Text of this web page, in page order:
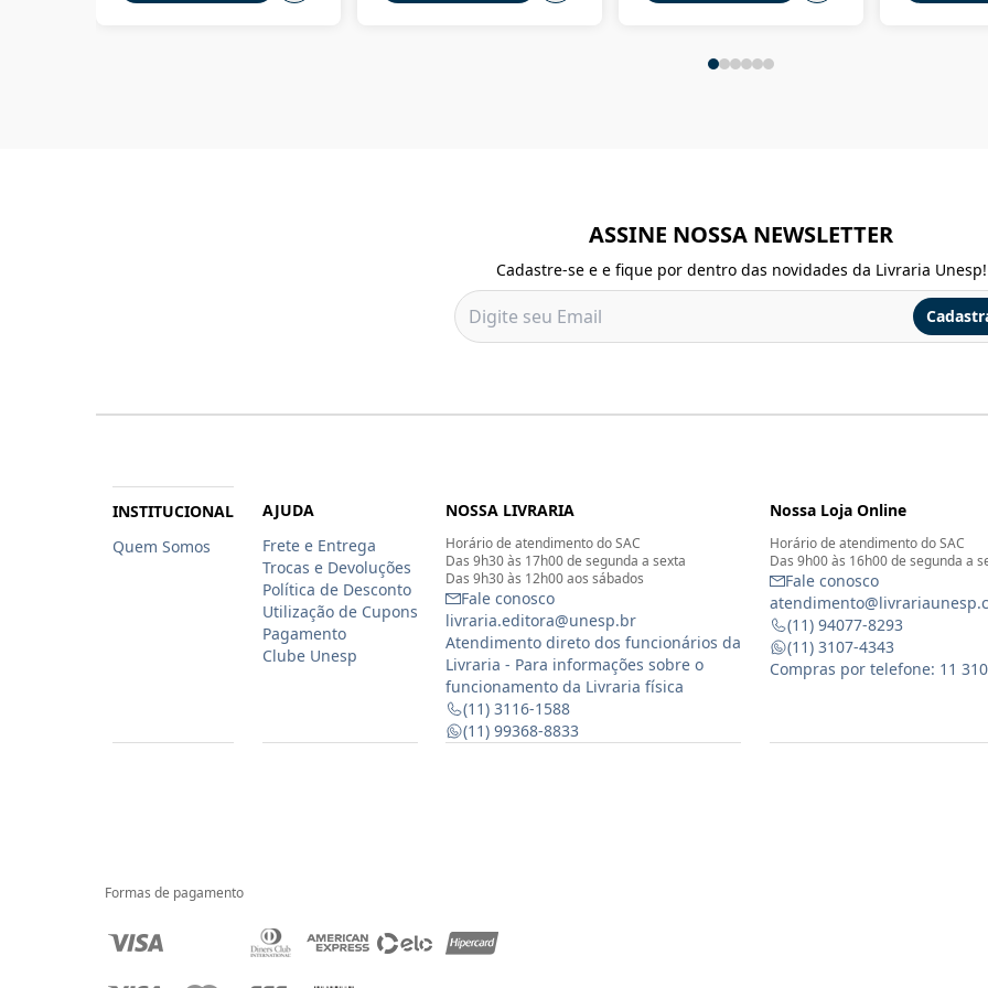
ASSINE NOSSA NEWSLETTER
Cadastre-se e e fique por dentro das novidades da Livraria Unesp!
INSTITUCIONAL
Quem Somos
AJUDA
Frete e Entrega
Trocas e Devoluções
Política de Desconto
Utilização de Cupons
Pagamento
Clube Unesp
NOSSA LIVRARIA
Horário de atendimento do SAC
Das 9h30 às 17h00 de segunda a sexta
Das 9h30 às 12h00 aos sábados
Fale conosco
livraria.editora@unesp.br
Atendimento direto dos funcionários da
Livraria - Para informações sobre o
funcionamento da Livraria física
(11) 3116-1588
(11) 99368-8833
Nossa Loja Online
Horário de atendimento do SAC
Das 9h00 às 16h00 de segunda a
Fale conosco
(11) 94077-8293
(11) 3107-4343
Compras por telefone: 11
Formas de pagamento